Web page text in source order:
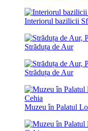
Interiorul bazilicii
Străduța de Aur
Străduța de Aur
Muzeu în Palatul